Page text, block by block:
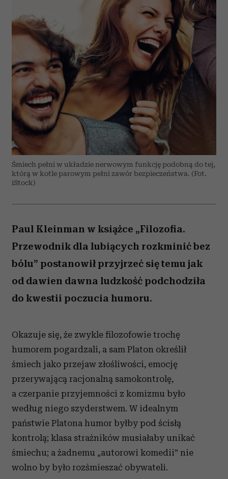
Śmiech pełni w układzie nerwowym funkcję podobną do tej,
którą w kotle parowym pełni zawór bezpieczeństwa. (Fot.
iStock)
Paul Kleinman w książce „Filozofia.
Przewodnik dla lubiących rozkminić bez
bólu” postanowił przyjrzeć się temu jak
od dawien dawna ludzkość podchodziła
do kwestii poczucia humoru.
Okazuje się, że zwykle filozofowie trochę
humorem pogardzali, a sam Platon określił
śmiech jako przejaw złośliwości, emocję
przerywającą racjonalną samokontrolę,
a czerpanie przyjemności z komizmu było
według niego szyderstwem. W idealnym
państwie Platona humor byłby pod ścisłą
kontrolą; klasa strażników musiałaby unikać
śmiechu; a żadnemu „autoro­wi komedii” nie
wolno by było rozśmieszać obywateli.